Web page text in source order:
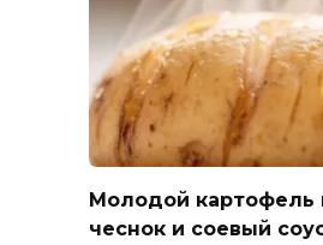
Молодой картофель
чеснок и соевый